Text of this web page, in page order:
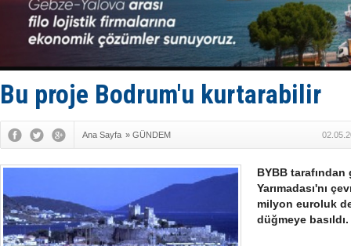
Tersane
İngiliz
FESCO,
DESE,
35
Bu proje Bodrum'u kurtarabilir
Ana Sayfa » GÜNDEM
BYBB
Yarımadası'nı
milyon euroluk
düğmeye basıldı.